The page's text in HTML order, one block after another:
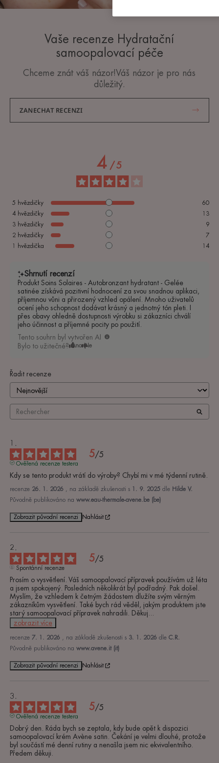
Vaše recenze Hydratační
samoopalovací péče
Chceme znát váš názor!Váš názor je pro nás
důležitý.
ZANECHAT RECENZI
4/ 5
5 hvězdičky
60
4 hvězdičky
13
3 hvězdičky
9
2 hvězdičky
7
hvězdička 14
Shrnutí recenzí
Produkt Soins Solaires - Autobronzant hydratant - Gelée
satinée získává pozitivní hodnocení za svou snadnou aplikaci,
příjemnou vůni a přirozený vzhled opálení. Mnoho uživatelů
ocení jeho schopnost dodávat krásný a jednotný tón pleti. I
přes obavy ohledně dostupnosti výrobku si zákazníci chválí
jeho účinnost a příjemné pocity po použití.
Tento souhrn byl vytvořen AI
Bylo to užitečné?
Ano Ne
Řadit recenze
5/5
Ověřená recenze testera
Kdy se tento produkt vrátí do výroby? Chybí mi v mé týdenní rutině.
recenze 26. 1. 2026 , na základě zkušenosti s 1. 9. 2025 dle Hilde V.
Původně publikováno na www.eau-thermale-avene.be (be)
Zobrazit původní recenzi Nahlásit
5/5
Spontánní recenze
Prosím o vysvětlení. Váš samoopalovací přípravek používám už léta
a jsem spokojený. Posledních několikrát byl podřadný. Pak došel.
Myslím, že vzhledem k četným žádostem dlužíte svým věrným
zákazníkům vysvětlení. Také bych rád věděl, jakým produktem jste
starý samoopalovací přípravek nahradili. Děkuj
zobrazit více
recenze 7. 1. 2026 , na základě zkušenosti s 3. 1. 2026 dle C.R.
Původně publikováno na www.avene.it (it)
Zobrazit původní recenzi Nahlásit
5/5
Ověřená recenze testera
Dobrý den. Ráda bych se zeptala, kdy bude opět k dispozici
samoopalovací krém Avène satin. Čekání je velmi dlouhé, protože
byl součástí mé denní rutiny a nenašla jsem nic ekvivalentního.
Předem děkuji.